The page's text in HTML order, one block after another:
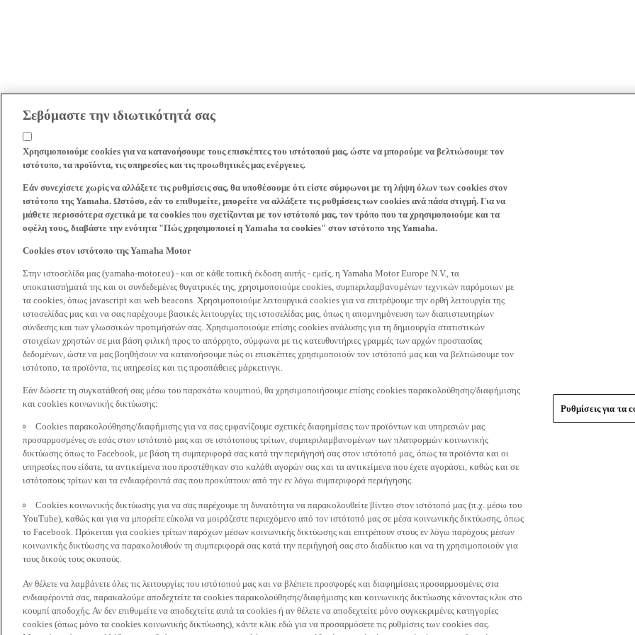
Σεβόμαστε την ιδιωτικότητά σας
Χρησιμοποιούμε cookies για να κατανοήσουμε τους επισκέπτες του ιστότοπού μας, ώστε να μπορούμε να βελτιώσουμε τον
ιστότοπο, τα προϊόντα, τις υπηρεσίες και τις προωθητικές μας ενέργειες.
Εάν συνεχίσετε χωρίς να αλλάξετε τις ρυθμίσεις σας, θα υποθέσουμε ότι είστε σύμφωνοι με τη λήψη όλων των cookies στον
ιστότοπο της Yamaha. Ωστόσο, εάν το επιθυμείτε, μπορείτε να αλλάξετε τις ρυθμίσεις των cookies ανά πάσα στιγμή. Για να
μάθετε περισσότερα σχετικά με τα cookies που σχετίζονται με τον ιστότοπό μας, τον τρόπο που τα χρησιμοποιούμε και τα
οφέλη τους, διαβάστε την ενότητα "Πώς χρησιμοποιεί η Yamaha τα cookies" στον ιστότοπο της Yamaha.
Cookies στον ιστότοπο της Yamaha Motor
Στην ιστοσελίδα μας (yamaha-motor.eu) - και σε κάθε τοπική έκδοση αυτής - εμείς, η Yamaha Motor Europe N.V., τα
υποκαταστήματά της και οι συνδεδεμένες θυγατρικές της, χρησιμοποιούμε cookies, συμπεριλαμβανομένων τεχνικών παρόμοιων με
τα cookies, όπως javascript και web beacons. Χρησιμοποιούμε λειτουργικά cookies για να επιτρέψουμε την ορθή λειτουργία της
ιστοσελίδας μας και να σας παρέχουμε βασικές λειτουργίες της ιστοσελίδας μας, όπως η απομνημόνευση των διαπιστευτηρίων
σύνδεσης και των γλωσσικών προτιμήσεών σας. Χρησιμοποιούμε επίσης cookies ανάλυσης για τη δημιουργία στατιστικών
στοιχείων χρηστών σε μια βάση φιλική προς το απόρρητο, σύμφωνα με τις κατευθυντήριες γραμμές των αρχών προστασίας
δεδομένων, ώστε να μας βοηθήσουν να κατανοήσουμε πώς οι επισκέπτες χρησιμοποιούν τον ιστότοπό μας και να βελτιώσουμε τον
ιστότοπο, τα προϊόντα, τις υπηρεσίες και τις προσπάθειες μάρκετινγκ.
Εάν δώσετε τη συγκατάθεσή σας μέσω του παρακάτω κουμπιού, θα χρησιμοποιήσουμε επίσης cookies παρακολούθησης/διαφήμισης
και cookies κοινωνικής δικτύωσης:
Cookies παρακολούθησης/διαφήμισης για να σας εμφανίζουμε σχετικές διαφημίσεις των προϊόντων και υπηρεσιών μας
προσαρμοσμένες σε εσάς στον ιστότοπό μας και σε ιστότοπους τρίτων, συμπεριλαμβανομένων των πλατφορμών κοινωνικής
δικτύωσης όπως το Facebook, με βάση τη συμπεριφορά σας κατά την περιήγησή σας στον ιστότοπό μας, όπως τα προϊόντα και οι
υπηρεσίες που είδατε, τα αντικείμενα που προστέθηκαν στο καλάθι αγορών σας και τα αντικείμενα που έχετε αγοράσει, καθώς και σε
ιστότοπους τρίτων και τα ενδιαφέροντά σας που προκύπτουν από την εν λόγω συμπεριφορά περιήγησης.
Cookies κοινωνικής δικτύωσης για να σας παρέχουμε τη δυνατότητα να παρακολουθείτε βίντεο στον ιστότοπό μας (π.χ. μέσω του
YouTube), καθώς και για να μπορείτε εύκολα να μοιράζεστε περιεχόμενο από τον ιστότοπό μας σε μέσα κοινωνικής δικτύωσης, όπως
το Facebook. Πρόκειται για cookies τρίτων παρόχων μέσων κοινωνικής δικτύωσης και επιτρέπουν στους εν λόγω παρόχους μέσων
κοινωνικής δικτύωσης να παρακολουθούν τη συμπεριφορά σας κατά την περιήγησή σας στο διαδίκτυο και να τη χρησιμοποιούν για
τους δικούς τους σκοπούς.
Αν θέλετε να λαμβάνετε όλες τις λειτουργίες του ιστότοπού μας και να βλέπετε προσφορές και διαφημίσεις προσαρμοσμένες στα
ενδιαφέροντά σας, παρακαλούμε αποδεχτείτε τα cookies παρακολούθησης/διαφήμισης και κοινωνικής δικτύωσης κάνοντας κλικ στο
κουμπί αποδοχής. Αν δεν επιθυμείτε να αποδεχτείτε αυτά τα cookies ή αν θέλετε να αποδεχτείτε μόνο συγκεκριμένες κατηγορίες
cookies (όπως μόνο τα cookies κοινωνικής δικτύωσης), κάντε κλικ εδώ για να προσαρμόσετε τις ρυθμίσεις των cookies σας.
Ρυθμίσεις για τα